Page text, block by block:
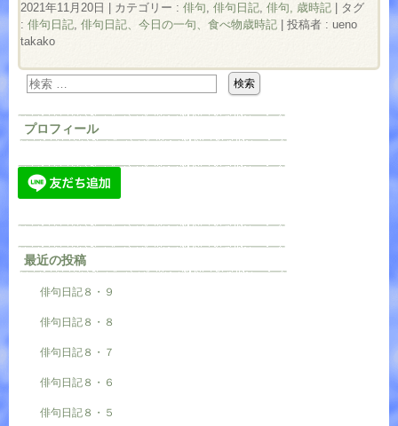
2021年11月20日 カテゴリー : 俳句, 俳句日記, 俳句, 歳時記
タグ
: 俳句日記, 俳句日記、今日の一句、食べ物歳時記
投稿者 : ueno
takako
プロフィール
最近の投稿
俳句日記８・９
俳句日記８・８
俳句日記８・７
俳句日記８・６
俳句日記８・５